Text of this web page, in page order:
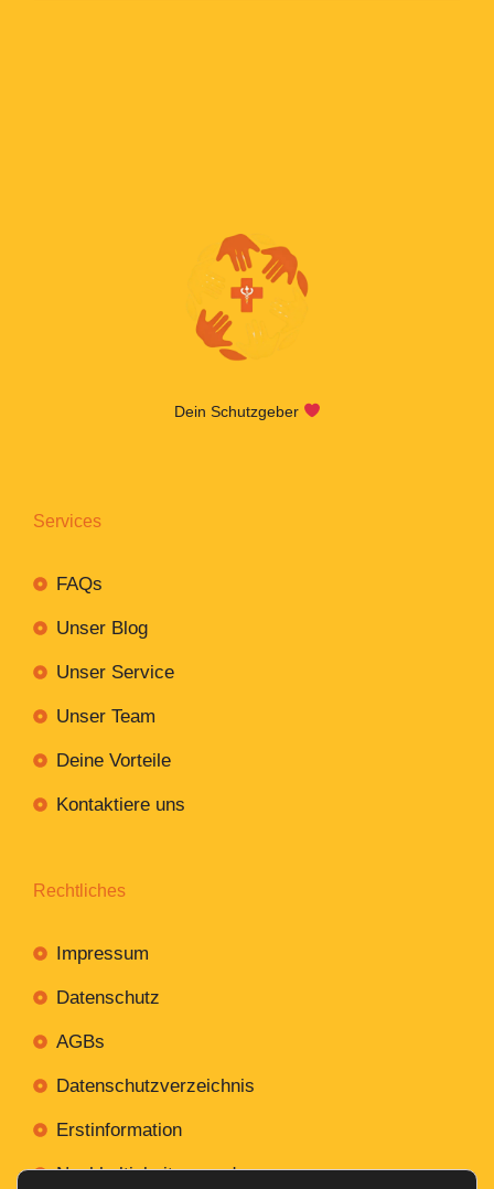
Dein Schutzgeber
Services
FAQs
Unser Blog
Unser Service
Unser Team
Deine Vorteile
Kontaktiere uns
Rechtliches
Impressum
Datenschutz
AGBs
Datenschutzverzeichnis
Erstinformation
Nachhaltigkeitsverordnung